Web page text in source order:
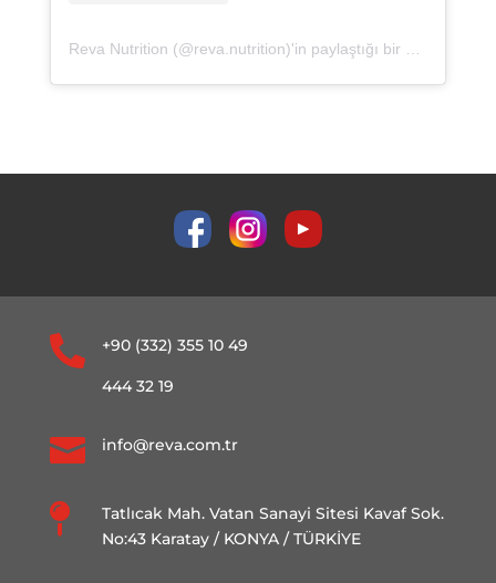
 +90 (332) 355 10 49
444 32 19
 info@reva.com.tr

Tatlıcak Mah. Vatan Sanayi Sitesi Kavaf Sok.
No:43 Karatay / KONYA / TÜRKİYE